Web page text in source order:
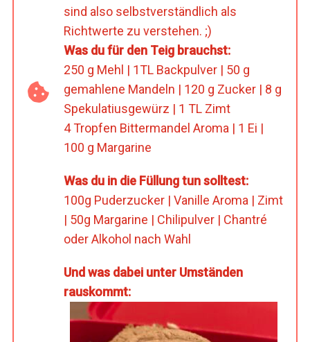
sind also selbstverständlich als
Richtwerte zu verstehen. ;)
Was du für den Teig brauchst:
250 g Mehl | 1TL Backpulver | 50 g
gemahlene Mandeln | 120 g Zucker | 8 g
Spekulatiusgewürz | 1 TL Zimt
4 Tropfen Bittermandel Aroma | 1 Ei |
100 g Margarine
Was du in die Füllung tun solltest:
100g Puderzucker | Vanille Aroma | Zimt
| 50g Margarine | Chilipulver | Chantré
oder Alkohol nach Wahl
Und was dabei unter Umständen
rauskommt: